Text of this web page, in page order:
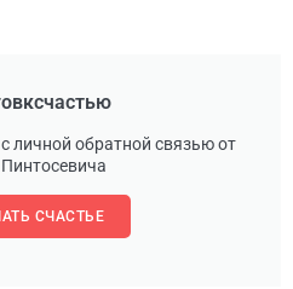
личной обратной связью от
СЧАСТЬЕ